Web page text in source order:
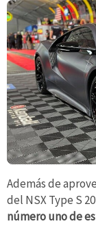
Además de
del NSX Type S
número uno de